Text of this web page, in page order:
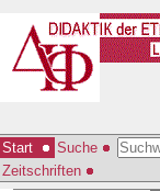
Start Suche
Zeitschriften